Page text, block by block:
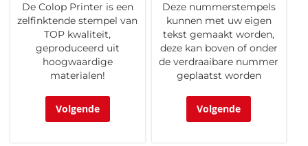
De Colop Printer is een
zelfinktende stempel van
TOP kwaliteit,
geproduceerd uit
hoogwaardige
materialen!
Volgende
Deze nummerstempels
kunnen met uw eigen
tekst gemaakt worden,
deze kan boven of onder
de verdraaibare nummer
geplaatst worden
Volgende